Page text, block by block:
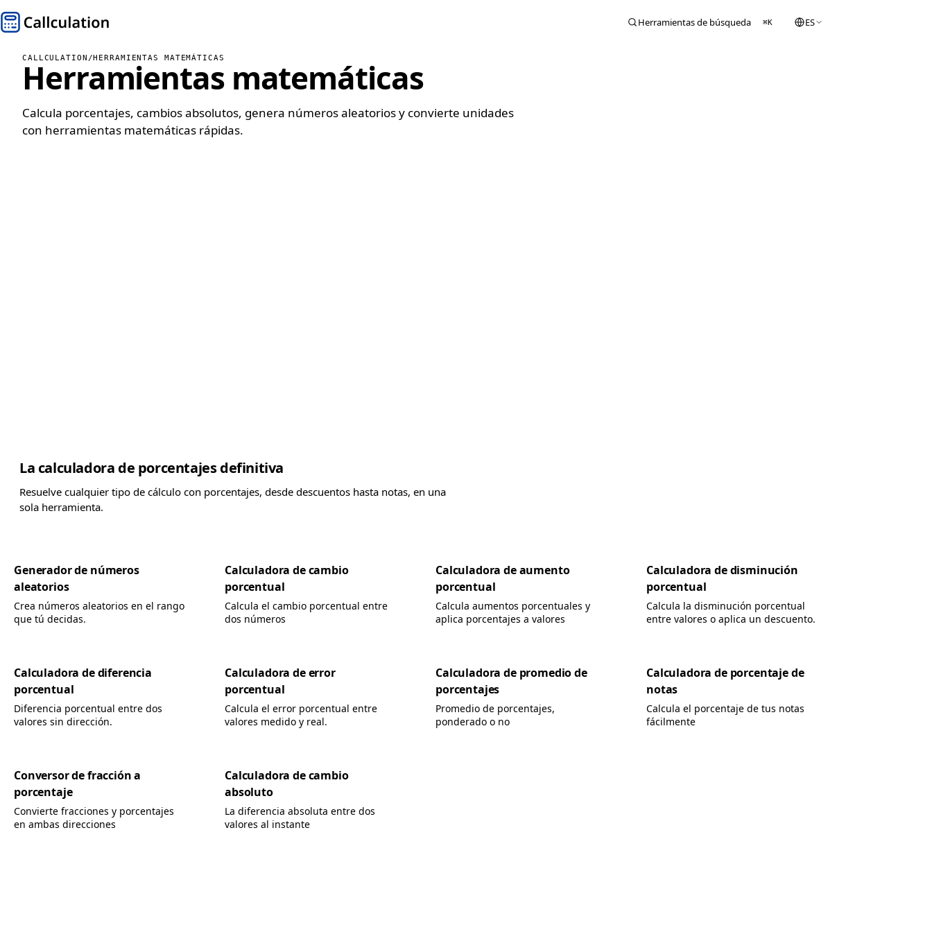
Herramientas de búsqueda ⌘K ES
CALLCULATION /HERRAMIENTAS MATEMÁTICAS
Herramientas matemáticas
Calcula porcentajes, cambios absolutos, genera números aleatorios y convierte unidades
con herramientas matemáticas rápidas.
La calculadora de porcentajes definitiva
Resuelve cualquier tipo de cálculo con porcentajes, desde descuentos hasta notas, en una
sola herramienta.
Generador de números
aleatorios
Crea números aleatorios en el rango
que tú decidas.
Calculadora de cambio
porcentual
Calcula el cambio porcentual entre
dos números
Calculadora de aumento
porcentual
Calcula aumentos porcentuales y
aplica porcentajes a valores
Calculadora de disminución
porcentual
Calcula la disminución porcentual
entre valores o aplica un descuento.
Calculadora de diferencia
porcentual
Diferencia porcentual entre dos
valores sin dirección.
Calculadora de error
porcentual
Calcula el error porcentual entre
valores medido y real.
Calculadora de promedio de
porcentajes
Promedio de porcentajes,
ponderado o no
Calculadora de porcentaje de
notas
Calcula el porcentaje de tus notas
fácilmente
Conversor de fracción a
porcentaje
Convierte fracciones y porcentajes
en ambas direcciones
Calculadora de cambio
absoluto
La diferencia absoluta entre dos
valores al instante